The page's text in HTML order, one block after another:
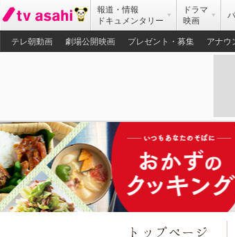
報道・情報
ドキュメンタリー
ドラマ
映画
テレ朝動画
劇場公開映画 プレゼント・募集 アナウ
トップページ